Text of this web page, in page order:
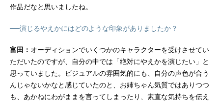
作品だなと思いましたね。
──演じるやえかにはどのような印象がありましたか？
富田： オーディションでいくつかのキャラクターを受けさせてい
ただいたのですが、自分の中では「絶対にやえかを演じたい」と
思っていました。ビジュアルの雰囲気的にも、自分の声色が合う
んじゃないかなと感じていたのと、お姉ちゃん気質ではありつつ
も、あかねにわがままを言ってしまったり、素直な気持ちを伝え